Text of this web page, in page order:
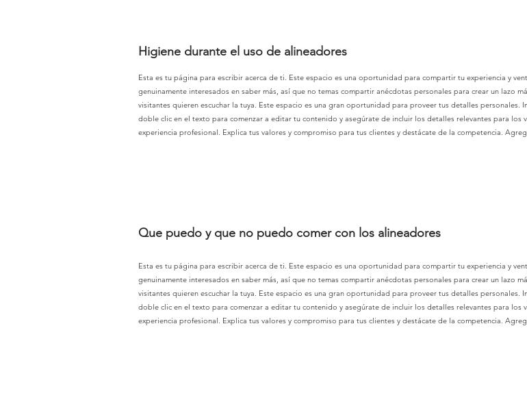
Higiene durante el uso de alineadores
Esta es tu página para escribir acerca de ti. Este espacio es una oportunidad para compartir tu experiencia y
genuinamente interesados en saber más, así que no temas compartir anécdotas personales para crear un lazo
visitantes quieren escuchar la tuya. Este espacio es una gran oportunidad para proveer tus detalles personales.
doble clic en el texto para comenzar a editar tu contenido y asegúrate de incluir los detalles relevantes para
experiencia profesional. Explica tus valores y compromiso para tus clientes y destácate de la competencia.
Esta es tu página para escribir acerca de ti. Este espacio es una oportunidad para compartir tu experiencia y
genuinamente interesados en saber más, así que no temas compartir anécdotas personales para crear un lazo
visitantes quieren escuchar la tuya. Este espacio es una gran oportunidad para proveer tus detalles personales.
doble clic en el texto para comenzar a editar tu contenido y asegúrate de incluir los detalles relevantes para
experiencia profesional. Explica tus valores y compromiso para tus clientes y destácate de la competencia.
Que puedo y que no puedo comer con los alineadores